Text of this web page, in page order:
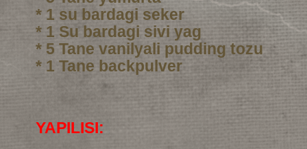
* 1 su bardagi seker
* 1 Su bardagi sivi yag
* 5 Tane vanilyali pudding tozu
* 1 Tane backpulver
YAPILISI: